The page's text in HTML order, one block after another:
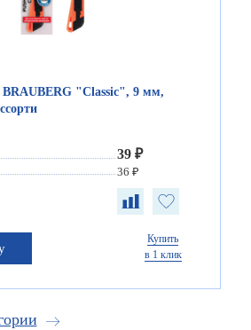
"Classic", 9 мм,
39 ₽
36 ₽
Купить
в 1 клик